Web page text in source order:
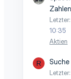
10:35
Aktien
R